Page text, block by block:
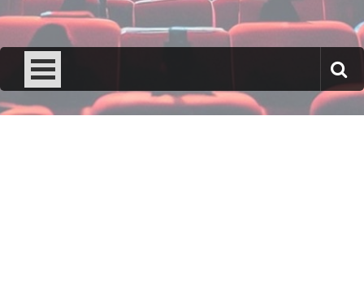
Cinemarte
Os melhores reviews de filmes e séries!